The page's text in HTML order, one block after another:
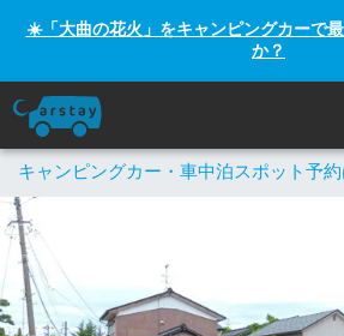
☀️「大曲の花火」をキャンピングカーで
か？
キャンピングカー・車中泊スポット予約